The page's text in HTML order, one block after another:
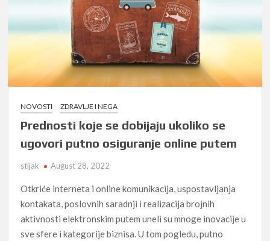
NOVOSTI ZDRAVLJE I NEGA
Prednosti koje se dobijaju ukoliko se
ugovori putno osiguranje online putem
stijak August 28, 2022
Otkriće interneta i online komunikacija, uspostavljanja
kontakata, poslovnih saradnji i realizacija brojnih
aktivnosti elektronskim putem uneli su mnoge inovacije u
sve sfere i kategorije biznisa. U tom pogledu, putno